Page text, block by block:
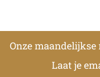
Onze
Laat je